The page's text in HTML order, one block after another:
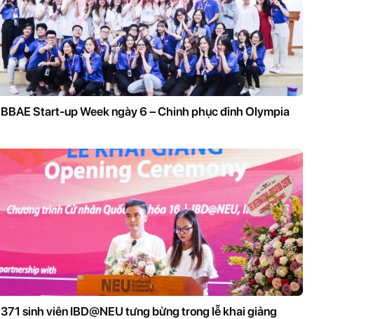
BBAE Start-up Week ngày 6 – Chinh phục đỉnh Olympia
371 sinh viên IBD@NEU tưng bừng trong lễ khai giảng